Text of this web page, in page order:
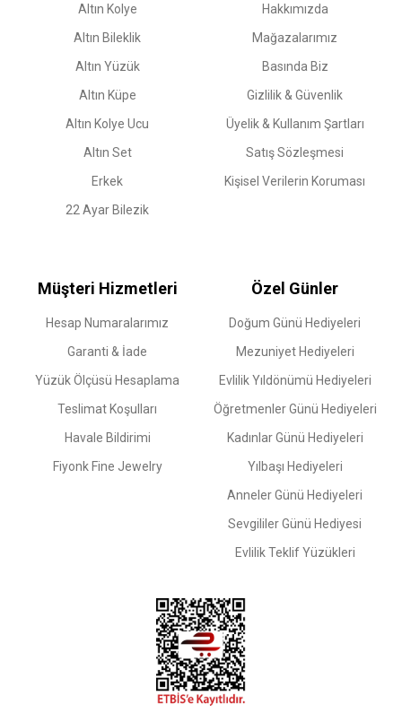
Altın Kolye
Altın Bileklik
Altın Yüzük
Altın Küpe
Altın Kolye Ucu
Altın Set
Erkek
22 Ayar Bilezik
Hakkımızda
Mağazalarımız
Basında Biz
Gizlilik & Güvenlik
Üyelik & Kullanım Şartları
Satış Sözleşmesi
Kişisel Verilerin Koruması
Müşteri Hizmetleri
Hesap Numaralarımız
Garanti & İade
Yüzük Ölçüsü Hesaplama
Teslimat Koşulları
Havale Bildirimi
Fiyonk Fine Jewelry
Özel Günler
Doğum Günü Hediyeleri
Mezuniyet Hediyeleri
Evlilik Yıldönümü Hediyeleri
Öğretmenler Günü Hediyeleri
Kadınlar Günü Hediyeleri
Yılbaşı Hediyeleri
Anneler Günü Hediyeleri
Sevgililer Günü Hediyesi
Evlilik Teklif Yüzükleri